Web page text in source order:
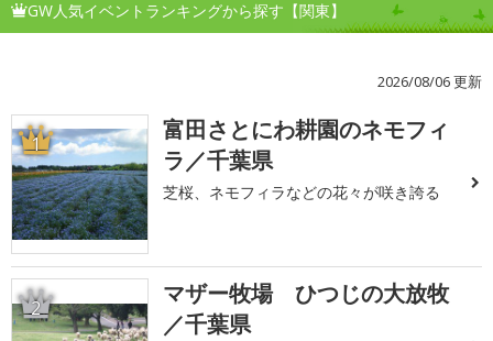
GW人気イベントランキングから探す【関東】
2026/08/06 更新
1
富田さとにわ耕園のネモフィ
ラ／千葉県
芝桜、ネモフィラなどの花々が咲き誇る
2
マザー牧場 ひつじの大放牧
／千葉県